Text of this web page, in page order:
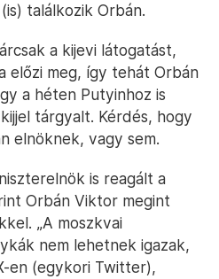
találkozik Orbán.
a kijevi látogatást,
előzi meg, így tehát Orbán
a héten Putyinhoz is
tárgyalt. Kérdés, hogy
elnöknek, vagy sem.
is reagált a
Orbán Viktor megint
„A moszkvai
nem lehetnek igazak,
en (egykori Twitter),